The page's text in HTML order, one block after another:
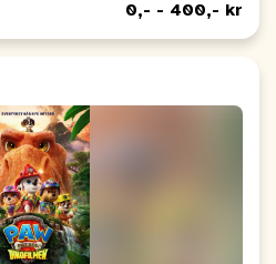
0,- - 400,- kr